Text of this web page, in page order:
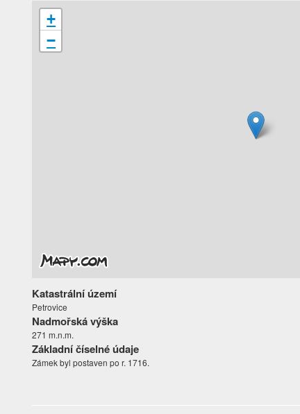
+
−
Katastrální území
Petrovice
Nadmořská výška
271 m.n.m.
Základní číselné údaje
Zámek byl postaven po r. 1716.